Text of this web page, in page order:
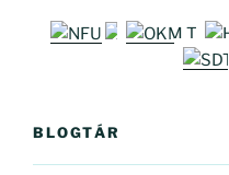
BLOGTÁR